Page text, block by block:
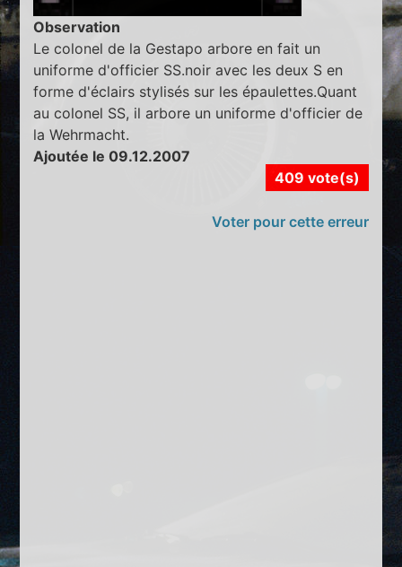
Observation
Le colonel de la Gestapo arbore en fait un
uniforme d'officier SS.noir avec les deux S en
forme d'éclairs stylisés sur les épaulettes.Quant
au colonel SS, il arbore un uniforme d'officier de
la Wehrmacht.
Ajoutée le 09.12.2007
409 vote(s)
Voter pour cette erreur